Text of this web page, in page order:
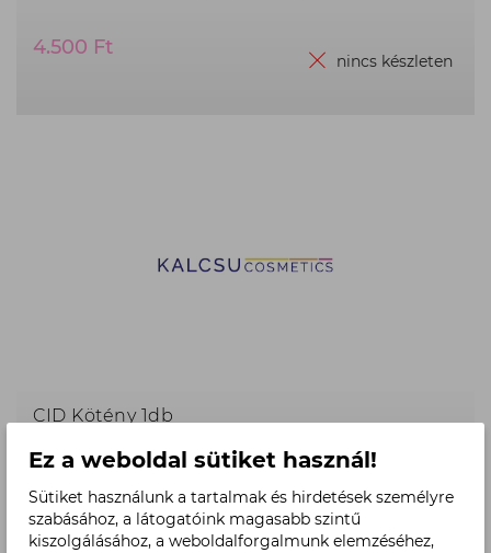
Termék
4.500 Ft
nincs készleten
CID Kötény 1db
Termék
ár:
3.900
Ft,
KOSÁRBA
Ez a weboldal sütiket használ!
Sütiket használunk a tartalmak és hirdetések személyre
szabásához, a látogatóink magasabb szintű
kiszolgálásához, a weboldalforgalmunk elemzéséhez,